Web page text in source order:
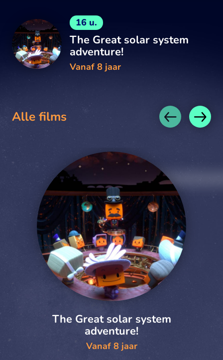
16 u.
The Great solar system
adventure!
Vanaf 8 jaar
Alle films
The Great solar system
adventure!
Vanaf 8 jaar